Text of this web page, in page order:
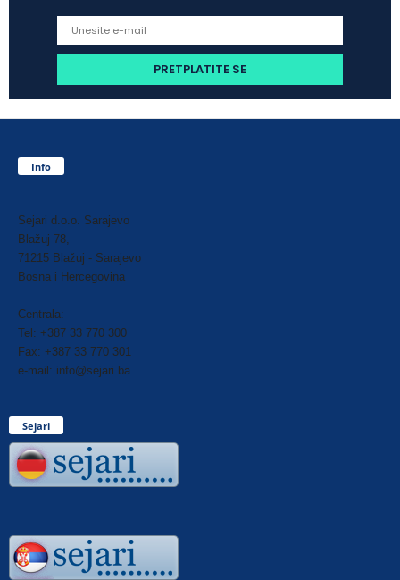
Info
Sejari d.o.o. Sarajevo
Blažuj 78,
71215 Blažuj - Sarajevo
Bosna i Hercegovina
Centrala:
Tel: +387 33 770 300
Fax: +387 33 770 301
e-mail: info@sejari.ba
Sejari